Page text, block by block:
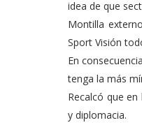
idea de que
Montilla
Sport Visión
En
tenga la más
Recalcó que
y diplomacia.